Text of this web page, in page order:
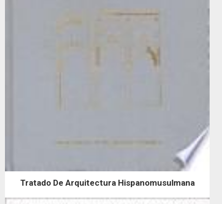
Tratado De Arquitectura Hispanomusulmana